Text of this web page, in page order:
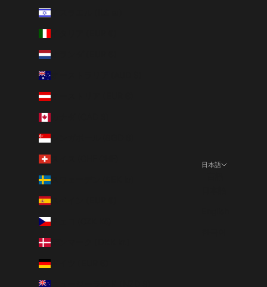
イスラエル (ILS ₪)
オランダ (EUR €)
オーストラリア (AUD $)
オーストリア (EUR €)
シンガポール (SGD $)
スウェーデン (SEK kr)
スペイン (EUR €)
チェコ (CZK Kč)
デンマーク (DKK kr.)
ドイツ (EUR €)
日本語